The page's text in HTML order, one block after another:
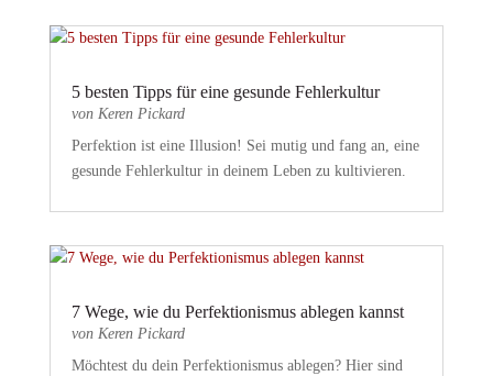
5 besten Tipps für eine gesunde Fehlerkultur
von Keren Pickard
Perfektion ist eine Illusion! Sei mutig und fang an, eine
gesunde Fehlerkultur in deinem Leben zu kultivieren.
7 Wege, wie du Perfektionismus ablegen kannst
von Keren Pickard
Möchtest du dein Perfektionismus ablegen? Hier sind